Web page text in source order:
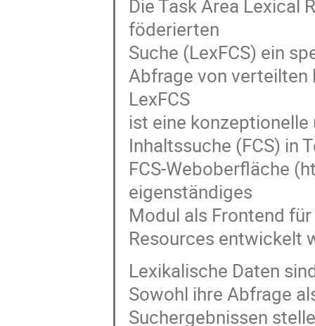
Die Task Area Lexical
föderierten
Suche (LexFCS) ein
Abfrage von verteilten
LexFCS
ist eine
Inhaltssuche (FCS) in
FCS-Weboberfläche
eigenständiges
Modul als Frontend
Resources entwickelt
Lexikalische Daten
Sowohl ihre Abfrage
Suchergebnissen